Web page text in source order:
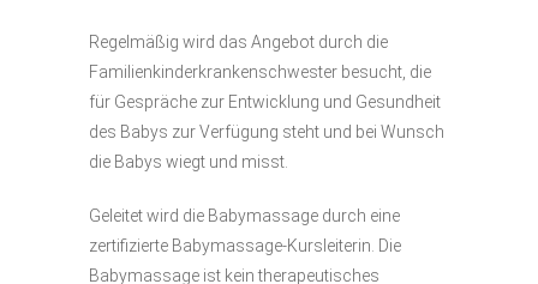
Regelmäßig wird das Angebot durch die
Familienkinderkrankenschwester besucht, die
für Gespräche zur Entwicklung und Gesundheit
des Babys zur Verfügung steht und bei Wunsch
die Babys wiegt und misst.
Geleitet wird die Babymassage durch eine
zertifizierte Babymassage-Kursleiterin. Die
Babymassage ist kein therapeutisches